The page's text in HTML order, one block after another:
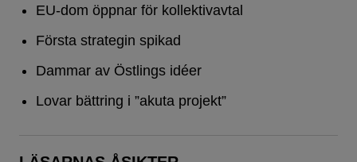
EU-dom öppnar för kollektivavtal
Första strategin spikad
Dammar av Östlings idéer
Lovar bättring i ”akuta projekt”